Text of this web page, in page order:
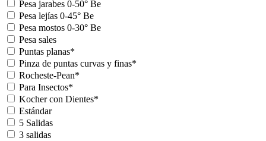
Pesa jarabes 0-50° Be
Pesa lejías 0-45° Be
Pesa mostos 0-30° Be
Pesa sales
Puntas planas*
Pinza de puntas curvas y finas*
Rocheste-Pean*
Para Insectos*
Kocher con Dientes*
Estándar
5 Salidas
3 salidas